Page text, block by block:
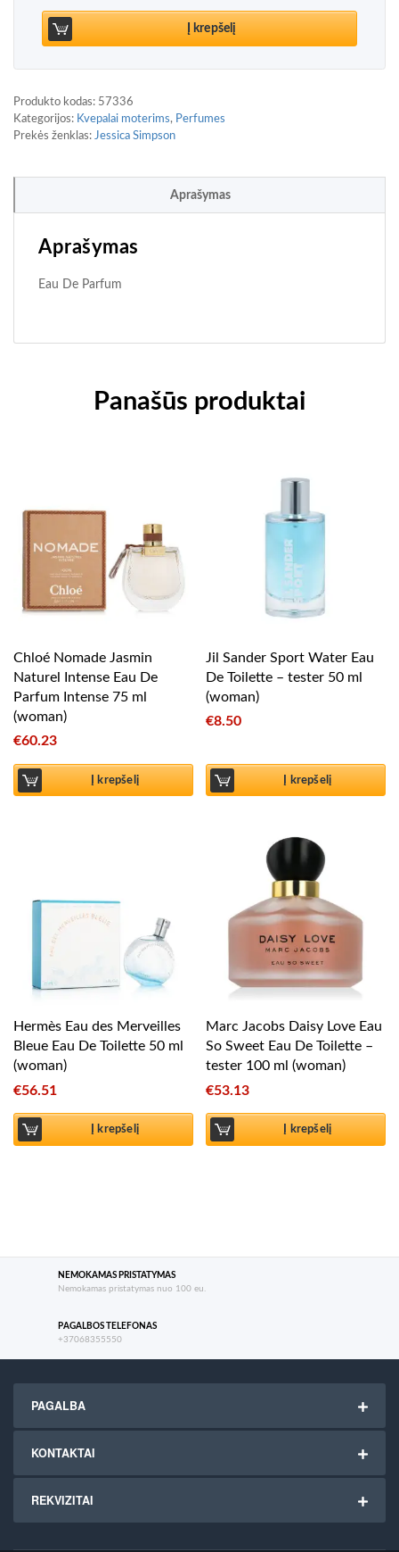
Į krepšelį
Produkto kodas: 57336
Kategorijos: Kvepalai moterims, Perfumes
Prekės ženklas: Jessica Simpson
Aprašymas
Aprašymas
Eau De Parfum
Panašūs produktai
Chloé Nomade Jasmin
Naturel Intense Eau De
Parfum Intense 75 ml
(woman)
€60.23
Į krepšelį
Jil Sander Sport Water Eau
De Toilette – tester 50 ml
(woman)
€8.50
Į krepšelį
Hermès Eau des Merveilles
Bleue Eau De Toilette 50 ml
(woman)
€56.51
Į krepšelį
Marc Jacobs Daisy Love Eau
So Sweet Eau De Toilette –
tester 100 ml (woman)
€53.13
Į krepšelį
NEMOKAMAS PRISTATYMAS
Nemokamas pristatymas nuo 100 eu.
PAGALBOS TELEFONAS
+37068355550
PAGALBA
KONTAKTAI
REKVIZITAI